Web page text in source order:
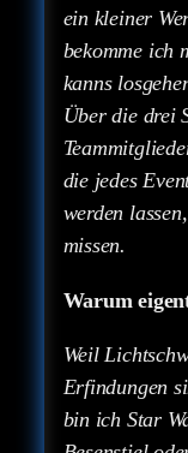
ein kleiner
bekomme ich
kanns
Über die drei
die jedes
werden
missen.
Warum
Weil
Erfindungen
bin ich Star